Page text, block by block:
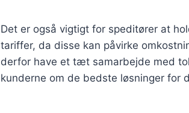
Det er også vigtigt for speditører at
tariffer, da disse kan påvirke
derfor have et tæt samarbejde med
kunderne om de bedste løsninger for